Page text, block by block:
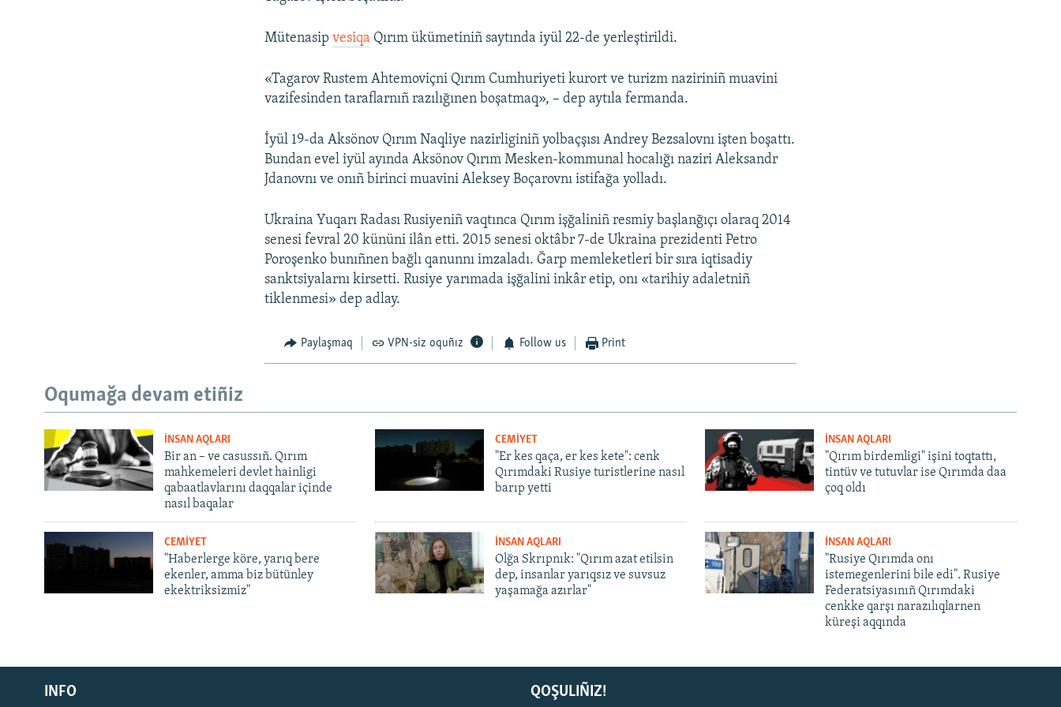
Русский
Українською
Mütenasipvesiqa Qırım ükümetiniñ saytında iyül 22-de yerleştirildi.
«Tagarov Rustem Ahtemoviçni Qırım Cumhuriyeti kurort ve turizm naziriniñ muavini
vazifesinden taraflarnıñ razılığınen boşatmaq», – dep aytıla fermanda.
İyül 19-da Aksönov Qırım Naqliye nazirliginiñ yolbaçşısı Andrey Bezsalovnı işten boşattı.
Bundan evel iyül ayında Aksönov Qırım Mesken-kommunal hocalığı naziri Aleksandr
Jdanovnı ve onıñ birinci muavini Aleksey Boçarovnı istifağa yolladı.
Ukraina Yuqarı Radası Rusiyeniñ vaqtınca Qırım işğaliniñ resmiy başlanğıçı olaraq 2014
senesi fevral 20 kününi ilân etti. 2015 senesi oktâbr 7-de Ukraina prezidenti Petro
Poroşenko bunıñnen bağlı qanunnı imzaladı. Ğarp memleketleri bir sıra iqtisadiy
sanktsiyalarnı kirsetti. Rusiye yarımada işğalini inkâr etip, onı «tarihiy adaletniñ
tiklenmesi» dep adlay.
Paylaşmaq VPN-siz oquñız Follow us Print
Oqumağa devam etiñiz
İNSAN AQLARI
Bir an – ve casussıñ. Qırım
mahkemeleri devlet hainligi
qabaatlavlarını daqqalar içinde
nasıl baqalar
CEMİYET
"Er kes qaça, er kes kete": cenk
Qırımdaki Rusiye turistlerine nasıl
barıp yetti
İNSAN AQLARI
"Qırım birdemligi" işini toqtattı,
tintüv ve tutuvlar ise Qırımda daa
çoq oldı
CEMİYET
"Haberlerge köre, yarıq bere
ekenler, amma biz bütünley
ekektriksizmiz"
İNSAN AQLARI
Olğa Skrıpnık: "Qırım azat etilsin
dep, insanlar yarıqsız ve suvsuz
yaşamağa azırlar"
İNSAN AQLARI
"Rusiye Qırımda onı
istemegenlerini bile edi". Rusiye
Federatsiyasınıñ Qırımdaki
cenkke qarşı narazılıqlarnen
küreşi aqqında
QOŞULIÑIZ!
INFO